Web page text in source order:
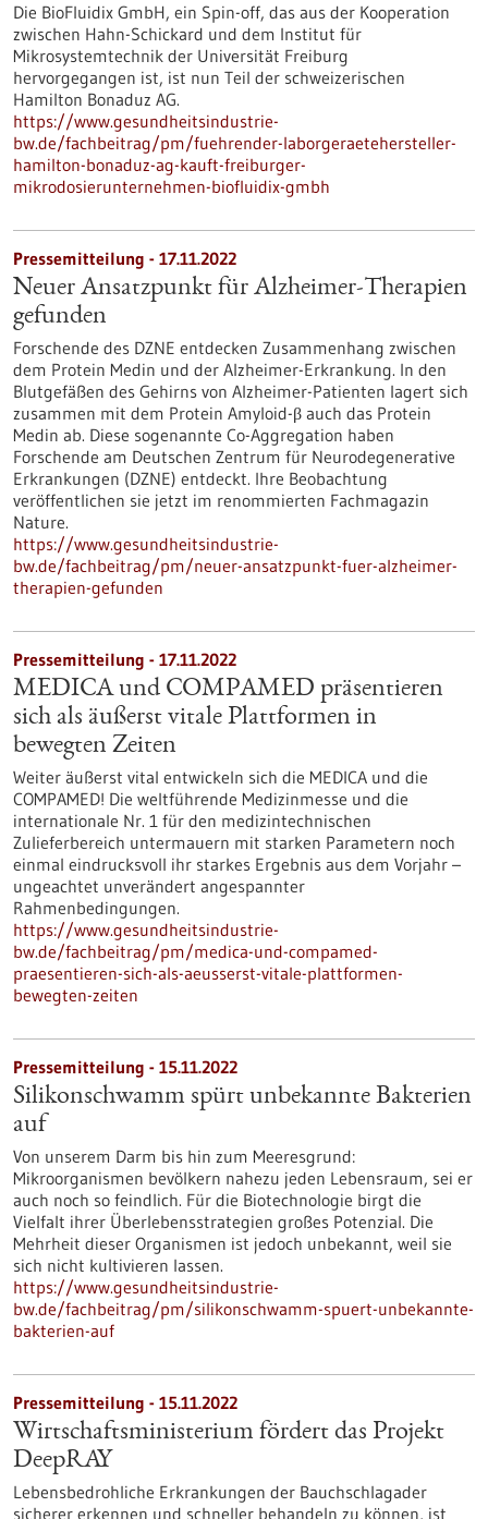
Die BioFluidix GmbH, ein Spin-off, das aus der Kooperation
zwischen Hahn-Schickard und dem Institut für
Mikrosystemtechnik der Universität Freiburg
hervorgegangen ist, ist nun Teil der schweizerischen
Hamilton Bonaduz AG.
https://www.gesundheitsindustrie-
bw.de/fachbeitrag/pm/fuehrender-laborgeraetehersteller-
hamilton-bonaduz-ag-kauft-freiburger-
mikrodosierunternehmen-biofluidix-gmbh
Pressemitteilung - 17.11.2022
Neuer Ansatzpunkt für Alzheimer-Therapien
gefunden
Forschende des DZNE entdecken Zusammenhang zwischen
dem Protein Medin und der Alzheimer-Erkrankung. In den
Blutgefäßen des Gehirns von Alzheimer-Patienten lagert sich
zusammen mit dem Protein Amyloid-β auch das Protein
Medin ab. Diese sogenannte Co-Aggregation haben
Forschende am Deutschen Zentrum für Neurodegenerative
Erkrankungen (DZNE) entdeckt. Ihre Beobachtung
veröffentlichen sie jetzt im renommierten Fachmagazin
Nature.
https://www.gesundheitsindustrie-
bw.de/fachbeitrag/pm/neuer-ansatzpunkt-fuer-alzheimer-
therapien-gefunden
Pressemitteilung - 17.11.2022
MEDICA und COMPAMED präsentieren
sich als äußerst vitale Plattformen in
bewegten Zeiten
Weiter äußerst vital entwickeln sich die MEDICA und die
COMPAMED! Die weltführende Medizinmesse und die
internationale Nr. 1 für den medizintechnischen
Zulieferbereich untermauern mit starken Parametern noch
einmal eindrucksvoll ihr starkes Ergebnis aus dem Vorjahr –
ungeachtet unverändert angespannter
Rahmenbedingungen.
https://www.gesundheitsindustrie-
bw.de/fachbeitrag/pm/medica-und-compamed-
praesentieren-sich-als-aeusserst-vitale-plattformen-
bewegten-zeiten
Pressemitteilung - 15.11.2022
Silikonschwamm spürt unbekannte Bakterien
auf
Von unserem Darm bis hin zum Meeresgrund:
Mikroorganismen bevölkern nahezu jeden Lebensraum, sei er
auch noch so feindlich. Für die Biotechnologie birgt die
Vielfalt ihrer Überlebensstrategien großes Potenzial. Die
Mehrheit dieser Organismen ist jedoch unbekannt, weil sie
sich nicht kultivieren lassen.
https://www.gesundheitsindustrie-
bw.de/fachbeitrag/pm/silikonschwamm-spuert-unbekannte-
bakterien-auf
Pressemitteilung - 15.11.2022
Wirtschaftsministerium fördert das Projekt
DeepRAY
Lebensbedrohliche Erkrankungen der Bauchschlagader
sicherer erkennen und schneller behandeln zu können, ist